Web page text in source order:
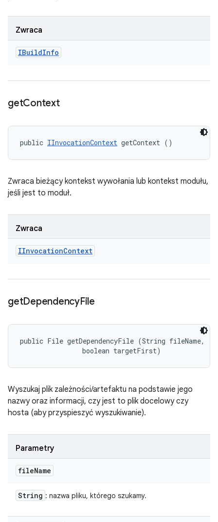
Zwraca
IBuildInfo
getContext
public IInvocationContext getContext ()
Zwraca bieżący kontekst wywołania lub kontekst modułu,
jeśli jest to moduł.
Zwraca
IInvocationContext
getDependencyFile
public File getDependencyFile (String fileName,
                boolean targetFirst)
Wyszukaj plik zależności/artefaktu na podstawie jego
nazwy oraz informacji, czy jest to plik docelowy czy
hosta (aby przyspieszyć wyszukiwanie).
Parametry
fileName
String : nazwa pliku, którego szukamy.